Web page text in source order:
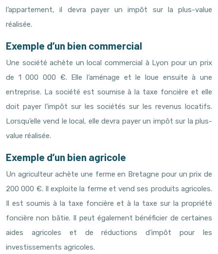
l’appartement, il devra payer un impôt sur la plus-value
réalisée.
Exemple d’un bien commercial
Une société achète un local commercial à Lyon pour un prix
de 1 000 000 €. Elle l’aménage et le loue ensuite à une
entreprise. La société est soumise à la taxe foncière et elle
doit payer l’impôt sur les sociétés sur les revenus locatifs.
Lorsqu’elle vend le local, elle devra payer un impôt sur la plus-
value réalisée.
Exemple d’un bien agricole
Un agriculteur achète une ferme en Bretagne pour un prix de
200 000 €. Il exploite la ferme et vend ses produits agricoles.
Il est soumis à la taxe foncière et à la taxe sur la propriété
foncière non bâtie. Il peut également bénéficier de certaines
aides agricoles et de réductions d’impôt pour les
investissements agricoles.